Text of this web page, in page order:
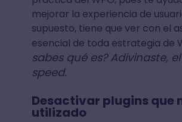
mejorar la experiencia de
supuesto, tiene que ver con el
esencial de toda estrategia de
sabes qué es? Adivinaste,
speed.
Desactivar plugins que
utilizado